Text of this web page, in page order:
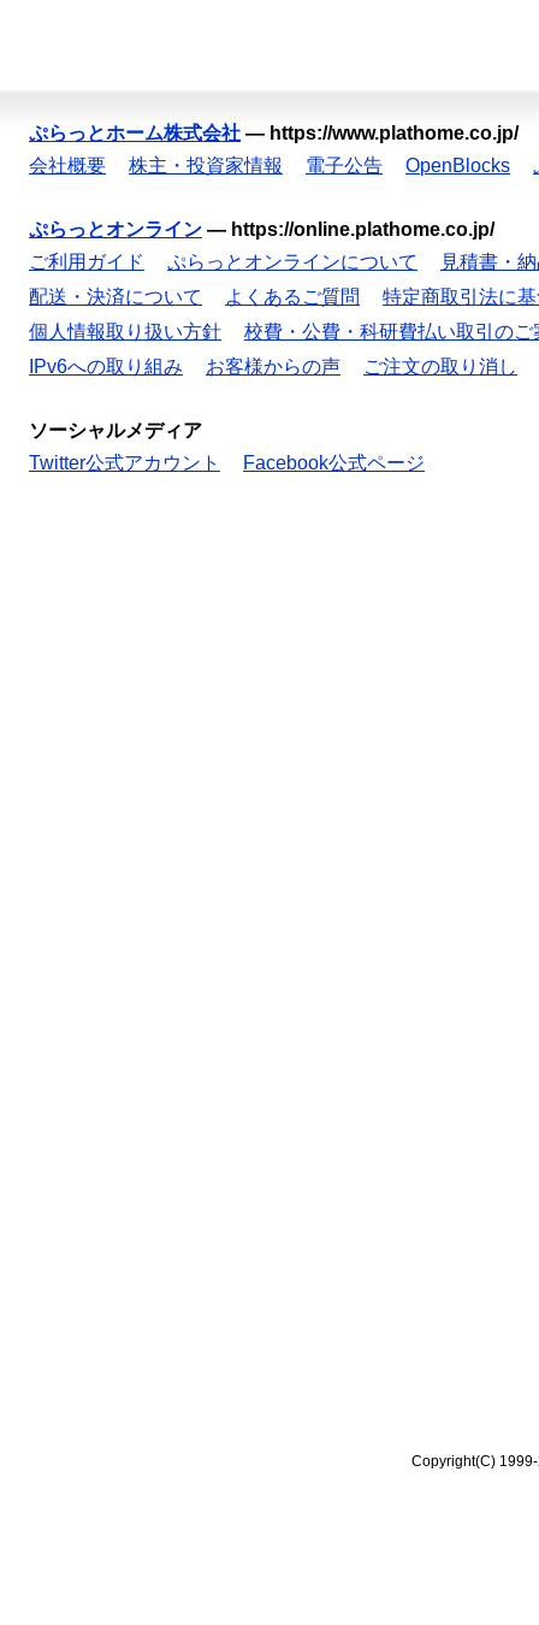
ぷらっとホーム株式会社 — https://www.plathome.co.jp/
会社概要
株主・投資家情報 電子公告 OpenBlocks
ぷらっとオンライン — https://online.plathome.co.jp/
ご利用ガイド
ぷらっとオンラインについて
見積書・
配送・決済について
よくあるご質問
特定商取引法に
個人情報取り扱い方針
校費・公費・科研費払い取引のご
IPv6への取り組み
お客様からの声 ご注文の取り消し
ソーシャルメディア
Twitter公式アカウント
Facebook公式ページ
Copyright(C)